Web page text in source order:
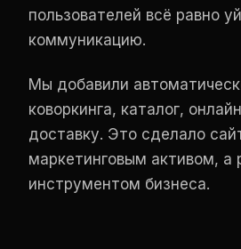
пользователей всё равно
коммуникацию.
Мы добавили
коворкинга, каталог,
доставку. Это сделало
маркетинговым активом, а
инструментом бизнеса.